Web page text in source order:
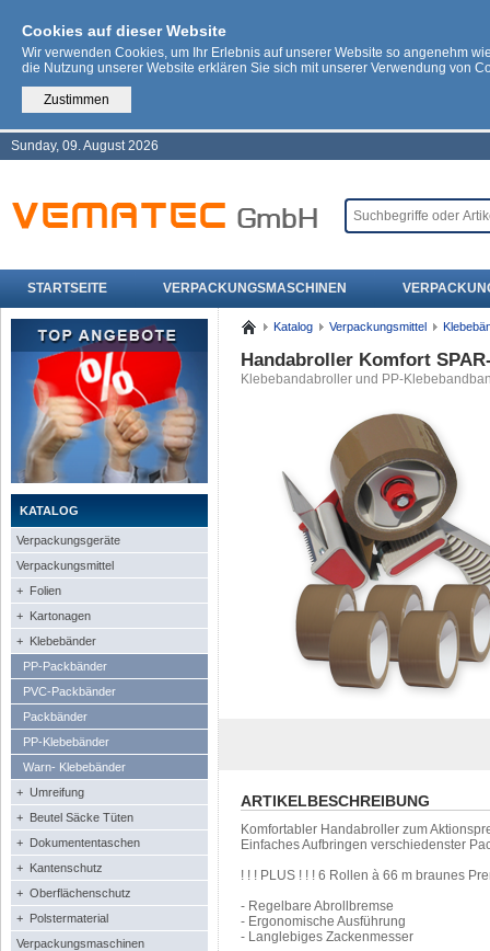
Cookies auf dieser Website
Wir verwenden Cookies, um Ihr Erlebnis auf unserer Website so angenehm
die Nutzung unserer Website erklären Sie sich mit unserer Verwendung von
Zustimmen
Sunday, 09. August 2026
STARTSEITE VERPACKUNGSMASCHINEN
KATALOG
Verpackungsgeräte
Verpackungsmittel
+ Folien
+ Kartonagen
+ Klebebänder
PP-Packbänder
PVC-Packbänder
Packbänder
PP-Klebebänder
Warn- Klebebänder
+ Umreifung
+ Beutel Säcke Tüten
+ Dokumententaschen
+ Kantenschutz
+ Oberflächenschutz
+ Polstermaterial
Verpackungsmaschinen
Katalog Verpackungsmittel
Handabroller Komfort
Klebebandabroller und PP-
ARTIKELBESCHREIBUNG
Komfortabler Handabroller zum
Einfaches Aufbringen verschiedenster
! ! ! PLUS ! ! ! 6 Rollen à 66 m braunes
- Regelbare Abrollbremse
- Ergonomische Ausführung
- Langlebiges Zackenmesser